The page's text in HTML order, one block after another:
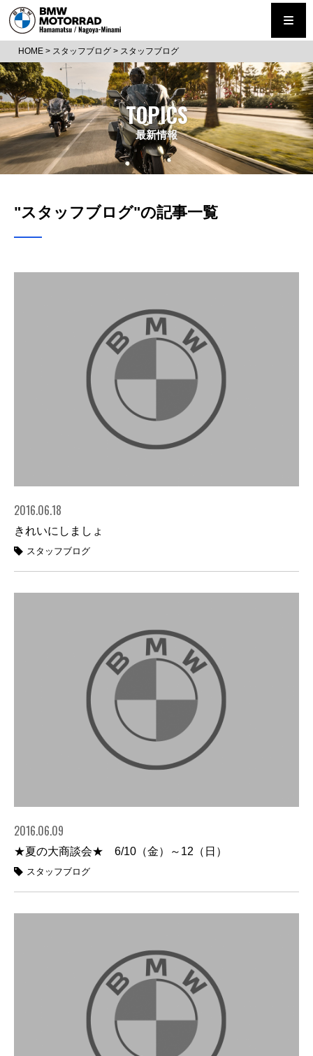
HOME > スタッフブログ > スタッフブログ
TOPICS
最新情報
"スタッフブログ"の記事一覧
2016.06.18
きれいにしましょ
スタッフブログ
2016.06.09
★夏の大商談会★ 6/10（金）～12（日）
スタッフブログ